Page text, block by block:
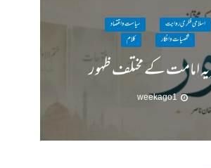
اسلامی فکری روایت
سیاست واقتصاد
شخصیات وافکار
کلام
امامت کے مختلف ظہور
1 week ago